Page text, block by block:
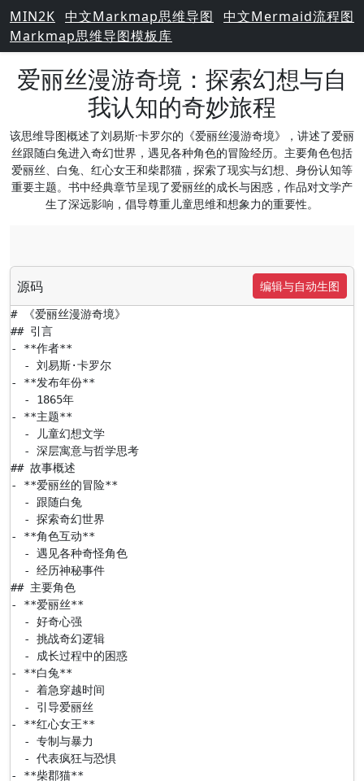
MIN2K 中文Markmap思维导图
中文Mermaid流程图
Markmap思维导图模板库
爱丽丝漫游奇境：探索幻想与自
我认知的奇妙旅程
该思维导图概述了刘易斯·卡罗尔的《爱丽丝漫游奇境》，讲述了爱丽
丝跟随白兔进入奇幻世界，遇见各种角色的冒险经历。主要角色包括
爱丽丝、白兔、红心女王和柴郡猫，探索了现实与幻想、身份认知等
重要主题。书中经典章节呈现了爱丽丝的成长与困惑，作品对文学产
生了深远影响，倡导尊重儿童思维和想象力的重要性。
源码 编辑与自动生图
# 《爱丽丝漫游奇境》
## 引言
- **作者**
  - 刘易斯·卡罗尔
- **发布年份**
  - 1865年
- **主题**
  - 儿童幻想文学
  - 深层寓意与哲学思考
## 故事概述
- **爱丽丝的冒险**
  - 跟随白兔
  - 探索奇幻世界
- **角色互动**
  - 遇见各种奇怪角色
  - 经历神秘事件
## 主要角色
- **爱丽丝**
  - 好奇心强
  - 挑战奇幻逻辑
  - 成长过程中的困惑
- **白兔**
  - 着急穿越时间
  - 引导爱丽丝
- **红心女王**
  - 专制与暴力
  - 代表疯狂与恐惧
- **柴郡猫**